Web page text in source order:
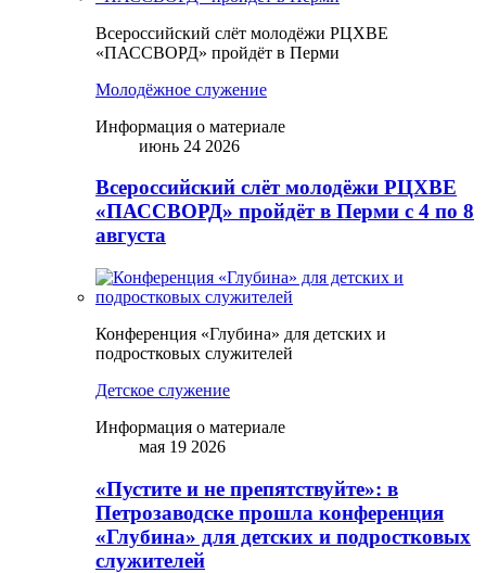
Всероссийский слёт молодёжи РЦХВЕ
«ПАССВОРД» пройдёт в Перми
Молодёжное служение
Информация о материале
июнь 24 2026
Всероссийский слёт молодёжи РЦХВЕ
«ПАССВОРД» пройдёт в Перми с 4 по 8
августа
Конференция «Глубина» для детских и
подростковых служителей
Детское служение
Информация о материале
мая 19 2026
«Пустите и не препятствуйте»: в
Петрозаводске прошла конференция
«Глубина» для детских и подростковых
служителей